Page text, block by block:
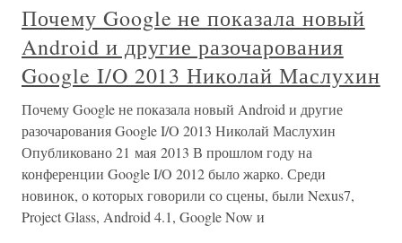
Почему Google не показала новый
Android и другие разочарования
Google I/O 2013 Николай Маслухин
Почему Google не показала новый Android и другие
разочарования Google I/O 2013 Николай Маслухин
Опубликовано 21 мая 2013 В прошлом году на
конференции Google I/O 2012 было жарко. Среди
новинок, о которых говорили со сцены, были Nexus7,
Project Glass, Android 4.1, Google Now и